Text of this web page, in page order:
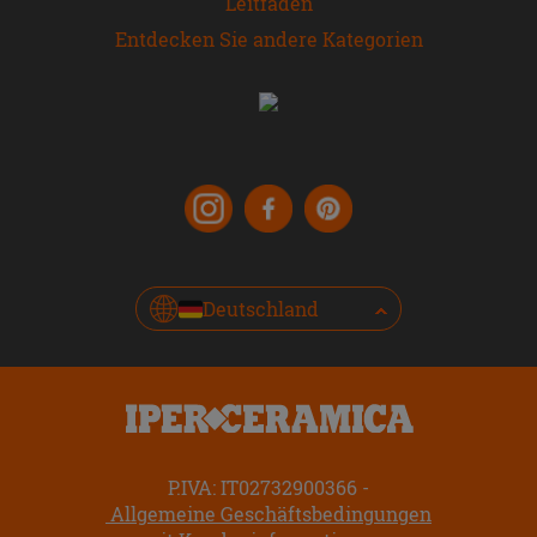
Entdecken Sie andere Kategorien
Deutschland
P.IVA: IT02732900366
Allgemeine Geschäftsbedingungen